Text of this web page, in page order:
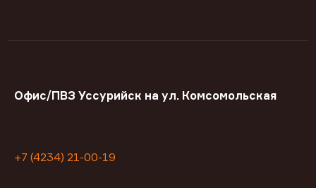
Офис/ПВЗ Уссурийск на ул. Комсомольская
+7 (4234) 21-00-19